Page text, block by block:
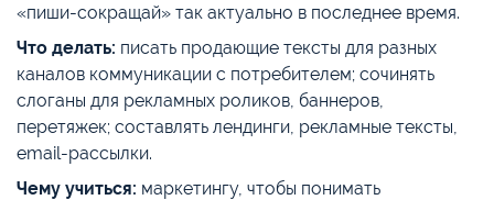
«пиши-сокращай» так актуально в последнее время.
Что делать: писать продающие тексты для разных
каналов коммуникации с потребителем; сочинять
слоганы для рекламных роликов, баннеров,
перетяжек; составлять лендинги, рекламные тексты,
email-рассылки.
Чему учиться: маркетингу, чтобы понимать